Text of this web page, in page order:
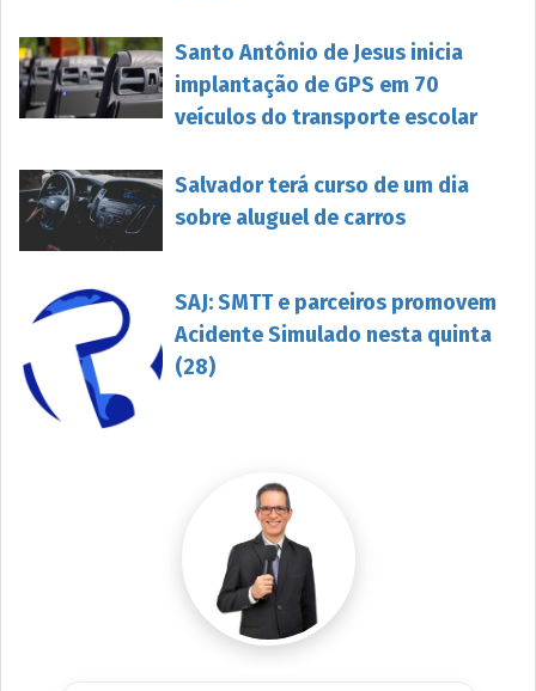
Santo Antônio de Jesus inicia
implantação de GPS em 70
veículos do transporte escolar
Salvador terá curso de um dia
sobre aluguel de carros
SAJ: SMTT e parceiros promovem
Acidente Simulado nesta quinta
(28)